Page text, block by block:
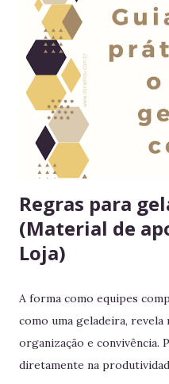
Regras para
(Material de
Loja)
A forma como equipes
como uma geladeira, revela
organização e convivência.
diretamente na